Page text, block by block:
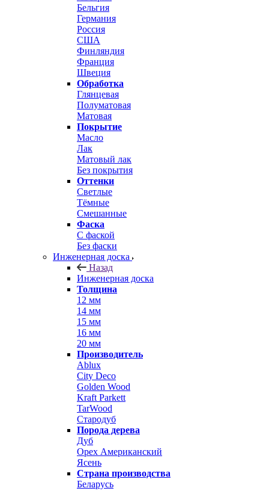
Бельгия
Германия
Россия
США
Финляндия
Франция
Швеция
Обработка
Глянцевая
Полуматовая
Матовая
Покрытие
Масло
Лак
Матовый лак
Без покрытия
Оттенки
Светлые
Тёмные
Смешанные
Фаска
С фаской
Без фаски
Инженерная доска
Назад
Инженерная доска
Толщина
12 мм
14 мм
15 мм
16 мм
20 мм
Производитель
Ablux
City Deco
Golden Wood
Kraft Parkett
TarWood
Стародуб
Порода дерева
Дуб
Орех Американский
Ясень
Страна производства
Беларусь